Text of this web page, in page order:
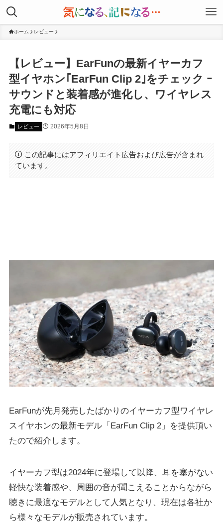
ホーム レビュー
【レビュー】EarFunの最新イヤーカフ
型イヤホン｢EarFun Clip 2｣をチェック ｰ
サウンドと装着感が進化し、ワイヤレス
充電にも対応
レビュー 2026年5月8日
この記事にはアフィリエイト広告および広告が含まれ
ています。
EarFunが先月発売したばかりのイヤーカフ型ワイヤレ
スイヤホンの最新モデル「EarFun Clip 2」を提供頂い
たので紹介します。
イヤーカフ型は2024年に登場して以降、耳を塞がない
軽快な装着感や、周囲の音が聞こえることからながら
聴きに最適なモデルとして人気となり、現在は各社か
ら様々なモデルが販売されています。